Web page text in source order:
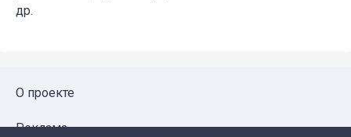
др.
О проекте
Реклама